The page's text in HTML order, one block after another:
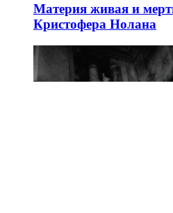
Материя живая и
Кристофера Нолана